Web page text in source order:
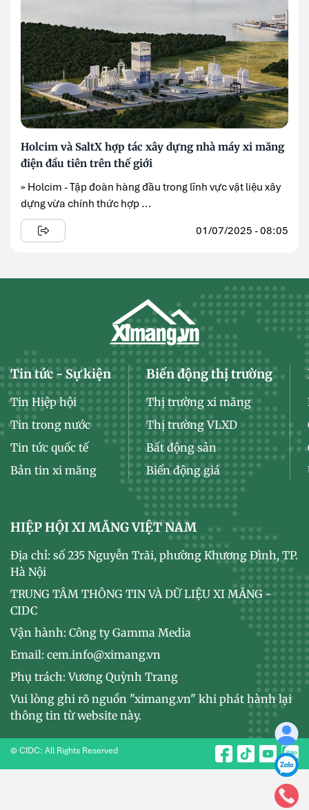
Holcim và SaltX hợp tác xây dựng nhà máy xi măng
điện đầu tiên trên thế giới
» Holcim - Tập đoàn hàng đầu trong lĩnh vực vật liệu xây
dựng vừa chính thức hợp ...
01/07/2025 - 08:05
Tin tức - Sự kiện
Tin Hiệp hội
Tin trong nước
Tin tức quốc tế
Bản tin xi măng
Biến động thị trường
Thị trường xi măng
Thị trường VLXD
Bất động sản
Biến động giá
HIỆP HỘI XI MĂNG VIỆT NAM
Địa chỉ: số 235 Nguyễn Trãi, phường Khương Đình, TP.
Hà Nội
TRUNG TÂM THÔNG TIN VÀ DỮ LIỆU XI MĂNG -
CIDC
Vận hành: Công ty Gamma Media
Email: cem.info@ximang.vn
Phụ trách: Vương Quỳnh Trang
Vui lòng ghi rõ nguồn "ximang.vn" khi phát hành lại
thông tin từ website này.
© CIDC: All Rights Reserved